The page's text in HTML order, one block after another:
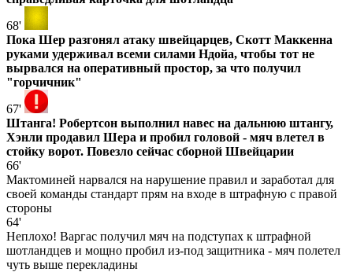
68'
Пока Шер разгонял атаку швейцарцев, Скотт Маккенна
руками удерживал всеми силами Ндойа, чтобы тот не
вырвался на оперативный простор, за что получил
"горчичник"
67'
Штанга! Робертсон выполнил навес на дальнюю штангу,
Хэнли продавил Шера и пробил головой - мяч влетел в
стойку ворот. Повезло сейчас сборной Швейцарии
66'
Мактоминей нарвался на нарушение правил и заработал для
своей команды стандарт прям на входе в штрафную с правой
стороны
64'
Неплохо! Варгас получил мяч на подступах к штрафной
шотландцев и мощно пробил из-под защитника - мяч полетел
чуть выше перекладины